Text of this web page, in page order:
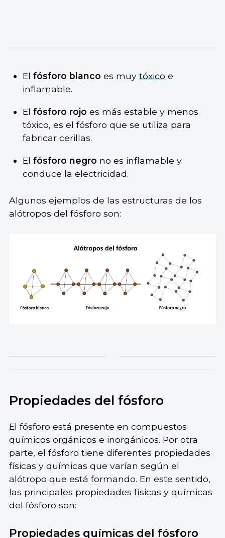
El fósforo blanco es muytóxicoe
inflamable.
El fósforo rojo es más estable y menos
tóxico, es el fósforo que se utiliza para
fabricar cerillas.
El fósforo negro no es inflamable y
conduce la electricidad.
Algunos ejemplos de las estructuras de los
alótropos del fósforo son:
Propiedades del fósforo
El fósforo está presente en compuestos
químicos orgánicos e inorgánicos. Por otra
parte, el fósforo tiene diferentes propiedades
físicas y químicas que varían según el
alótropo que está formando. En este sentido,
las principales propiedades físicas y químicas
del fósforo son:
Propiedades químicas del fósforo